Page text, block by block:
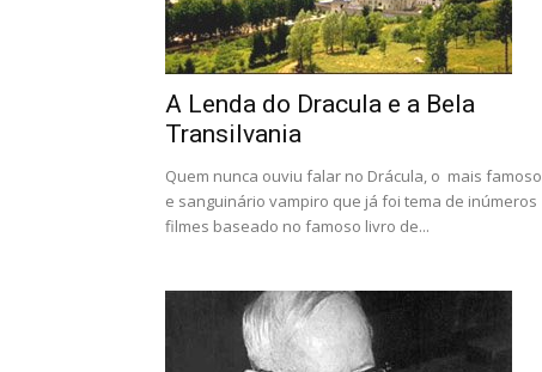
A Lenda do Dracula e a Bela
Transilvania
Quem nunca ouviu falar no Drácula, o mais famoso
e sanguinário vampiro que já foi tema de inúmeros
filmes baseado no famoso livro de...